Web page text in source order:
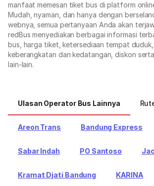
manfaat memesan tiket bus di platform
Mudah, nyaman, dan hanya dengan
webnya, semua pertanyaan Anda akan
redBus menyediakan berbagai informasi
bus, harga tiket, ketersediaan tempat
keberangkatan dan kedatangan, diskon
lain-lain.
Ulasan Operator Bus Lainnya
Areon Trans Bandung Express
Sabar Indah PO Santoso
Kramat Djati Bandung KARINA